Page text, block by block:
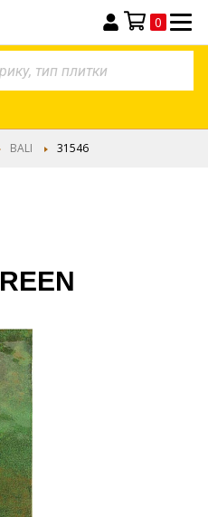
Моя корзина
0
BALI 31546